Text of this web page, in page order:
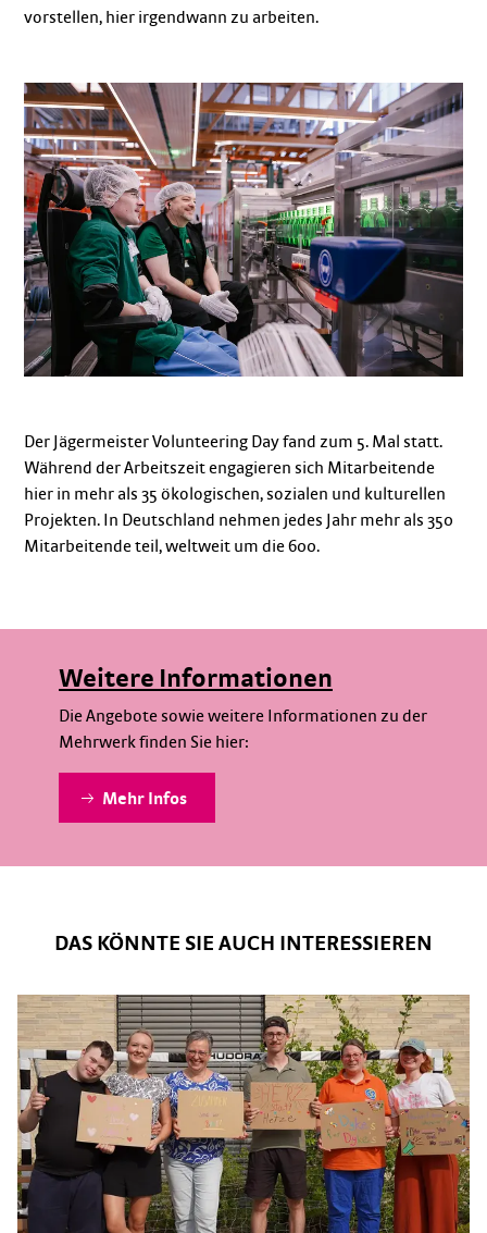
vorstellen, hier irgendwann zu arbeiten.
Der Jägermeister Volunteering Day fand zum 5. Mal statt.
Während der Arbeitszeit engagieren sich Mitarbeitende
hier in mehr als 35 ökologischen, sozialen und kulturellen
Projekten. In Deutschland nehmen jedes Jahr mehr als 350
Mitarbeitende teil, weltweit um die 600.
Weitere Informationen
Die Angebote sowie weitere Informationen zu der
Mehrwerk finden Sie hier:
Mehr Infos
DAS KÖNNTE SIE AUCH INTERESSIEREN